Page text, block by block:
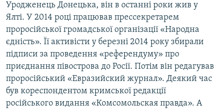
Уродженець Донецька, він в останні роки жив у
Ялті. У 2014 році працював прессекретарем
проросійської громадської організації «Народна
єдність». Її активісти у березні 2014 року збирали
підписи за проведення «референдуму» про
приєднання півострова до Росії. Потім він редагував
проросійський «Евразийский журнал». Деякий час
був кореспондентом кримської редакції
російського видання «Комсомольская правда». А